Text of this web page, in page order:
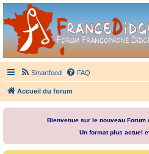
France Didgeridoo
Didgeridoo et Guimbarde sur France Didgeridoo
Smartfeed FAQ
Accueil du forum
Bienvenue sur le nouveau Forum
Un format plus actuel